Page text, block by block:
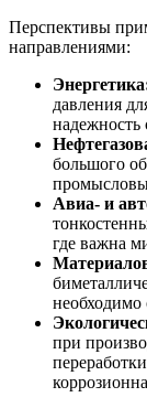
Перспективы
направлениями:
давления
надежность
большого
Авиа- и
где важна
необходимо
при